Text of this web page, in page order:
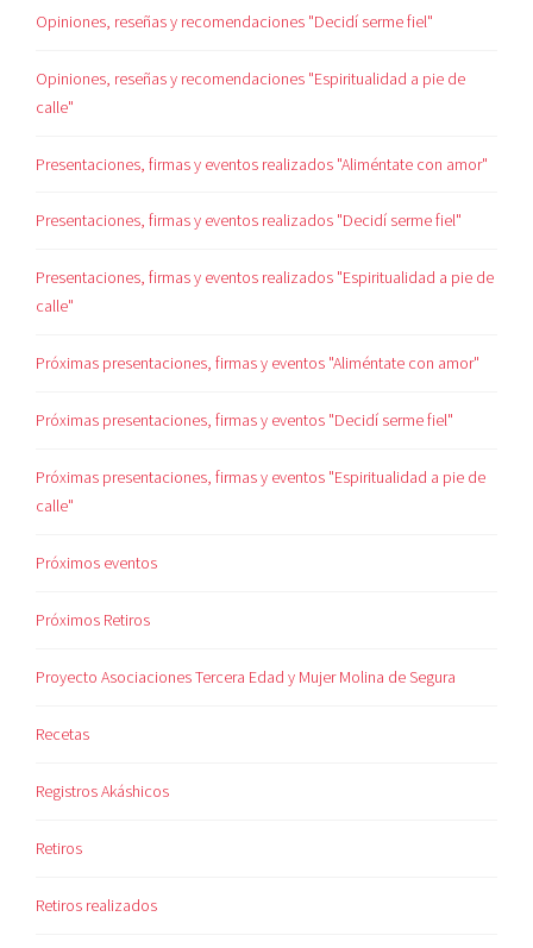
Opiniones, reseñas y recomendaciones "Decidí serme fiel"
Opiniones, reseñas y recomendaciones "Espiritualidad a pie de
calle"
Presentaciones, firmas y eventos realizados "Aliméntate con amor"
Presentaciones, firmas y eventos realizados "Decidí serme fiel"
Presentaciones, firmas y eventos realizados "Espiritualidad a pie de
calle"
Próximas presentaciones, firmas y eventos "Aliméntate con amor"
Próximas presentaciones, firmas y eventos "Decidí serme fiel"
Próximas presentaciones, firmas y eventos "Espiritualidad a pie de
calle"
Próximos eventos
Próximos Retiros
Proyecto Asociaciones Tercera Edad y Mujer Molina de Segura
Recetas
Registros Akáshicos
Retiros
Retiros realizados